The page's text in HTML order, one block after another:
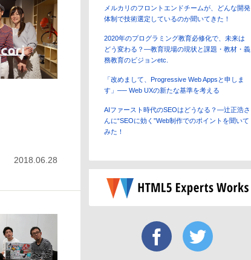
2018.06.28
メルカリのフロントエンドチームが、どんな開発
体制で技術選定しているのか聞いてきた！
2020年のプログラミング教育必修化で、未来は
どう変わる？―教育現場の現状と課題・教材・義
務教育のビジョンetc.
「改めまして、Progressive Web Appsと申しま
す」── Web UXの新たな基準を考える
AIファースト時代のSEOはどうなる？―辻正浩さ
んに“SEOに効く”Web制作でのポイントを聞いて
みた！